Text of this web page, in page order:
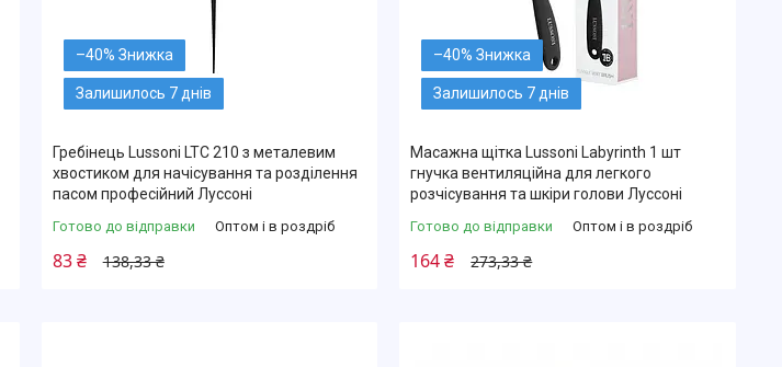
–40%
Залишилось 7 днів
Гребінець Lussoni LTC 210 з металевим
хвостиком для начісування та розділення
пасом професійний Луссоні
Готово до відправки Оптом і в роздріб
138,33 ₴
83 ₴
–40%
Залишилось 7 днів
Масажна щітка Lussoni Labyrinth 1 шт
гнучка вентиляційна для легкого
розчісування та шкіри голови Луссоні
Готово до відправки Оптом і в роздріб
273,33 ₴
164 ₴